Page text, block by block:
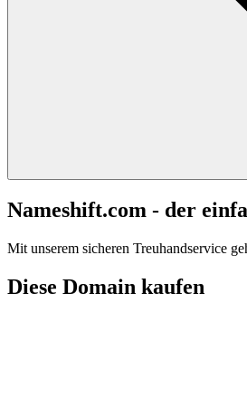
Nameshift.com - der
Mit unserem sicheren Treuhandservice
Diese Domain kaufen